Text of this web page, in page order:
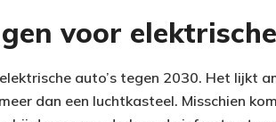
voor
auto’s tegen 2030. Het lijkt
dan een luchtkasteel. Misschien